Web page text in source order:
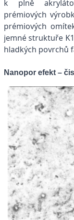
k plně
prémiových
prémiových
jemné struktuře
hladkých povrchů
Nanopor efekt –